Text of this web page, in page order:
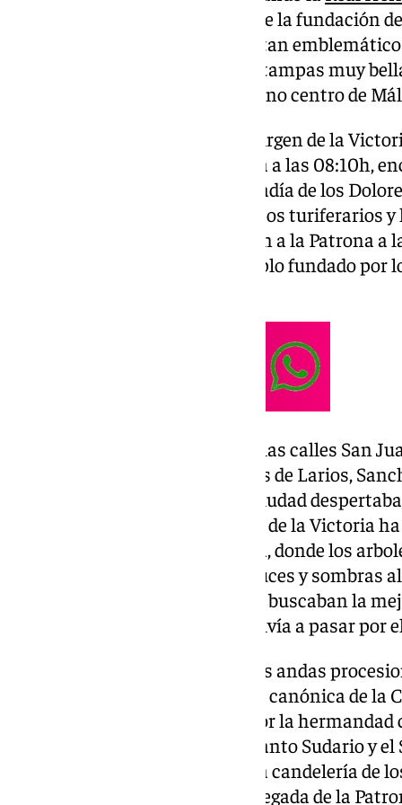
Victoria por el 150 aniversario de la fundación
ha vuelto a pasar por este sitio tan
corporación letífica, dejando estampas muy
disfrutar los malagueños en pleno centro de
de la Virgen de la
Parroquial de San Juan Bautista a las 08:10h,
alzada y ciriales de la Archicofradía de los
corporativo de la Victoria, acólitos turiferarios
Numerosos fieles acompañaban a la Patrona a
despedida de este céntrico templo fundado por
Este traslado ha discurrido por las calles San
del Mar, Alarcón Luján, Marqués de Larios,
amanecer del día, mientras la ciudad
Plaza de la Marina, Santa María de la Victoria
por muchos, el Paseo de España, donde los
gran jardín dando un juego de luces y sombras
entorno. Numerosos fotógrafos buscaban la
como la Virgen de la Victoria volvía a pasar por
Tras llegar al final del Parque, las andas
Capilla del Hospital Noble, sede canónica de
donde la Patrona fue recibida por la
capilla musical. La Virgen del Santo Sudario y
estaban en el altar mayor con la candelería de
encendidos en deferencia a la llegada de la